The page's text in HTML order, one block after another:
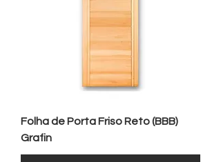
Folha de Porta Friso Reto (BBB)
Grafin